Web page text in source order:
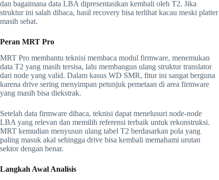
dan bagaimana data LBA dipresentasikan kembali oleh T2. Jika
struktur ini salah dibaca, hasil recovery bisa terlihat kacau meski platter
masih sehat.
Peran MRT Pro
MRT Pro membantu teknisi membaca modul firmware, menemukan
data T2 yang masih tersisa, lalu membangun ulang struktur translator
dari node yang valid. Dalam kasus WD SMR, fitur ini sangat berguna
karena drive sering menyimpan petunjuk pemetaan di area firmware
yang masih bisa diekstrak.
Setelah data firmware dibaca, teknisi dapat menelusuri node-node
LBA yang relevan dan memilih referensi terbaik untuk rekonstruksi.
MRT kemudian menyusun ulang tabel T2 berdasarkan pola yang
paling masuk akal sehingga drive bisa kembali memahami urutan
sektor dengan benar.
Langkah Awal Analisis